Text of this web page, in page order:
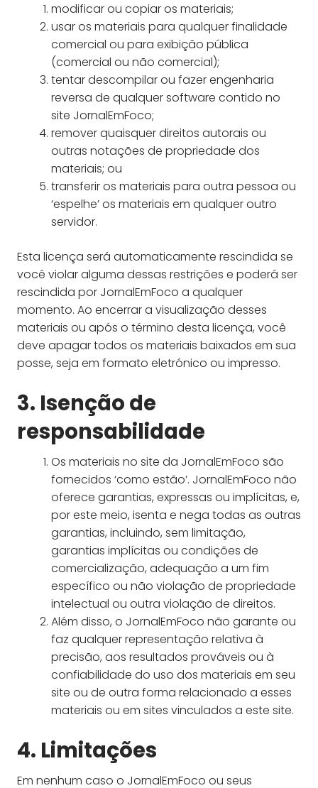
modificar ou copiar os materiais;
usar os materiais para qualquer finalidade
comercial ou para exibição pública
(comercial ou não comercial);
tentar descompilar ou fazer engenharia
reversa de qualquer software contido no
site JornalEmFoco;
remover quaisquer direitos autorais ou
outras notações de propriedade dos
materiais; ou
transferir os materiais para outra pessoa ou
‘espelhe’ os materiais em qualquer outro
servidor.
Esta licença será automaticamente rescindida se
você violar alguma dessas restrições e poderá ser
rescindida por JornalEmFoco a qualquer
momento. Ao encerrar a visualização desses
materiais ou após o término desta licença, você
deve apagar todos os materiais baixados em sua
posse, seja em formato eletrónico ou impresso.
3. Isenção de
responsabilidade
Os materiais no site da JornalEmFoco são
fornecidos ‘como estão’. JornalEmFoco não
oferece garantias, expressas ou implícitas, e,
por este meio, isenta e nega todas as outras
garantias, incluindo, sem limitação,
garantias implícitas ou condições de
comercialização, adequação a um fim
específico ou não violação de propriedade
intelectual ou outra violação de direitos.
Além disso, o JornalEmFoco não garante ou
faz qualquer representação relativa à
precisão, aos resultados prováveis ​​ou à
confiabilidade do uso dos materiais em seu
site ou de outra forma relacionado a esses
materiais ou em sites vinculados a este site.
4. Limitações
Em nenhum caso o JornalEmFoco ou seus